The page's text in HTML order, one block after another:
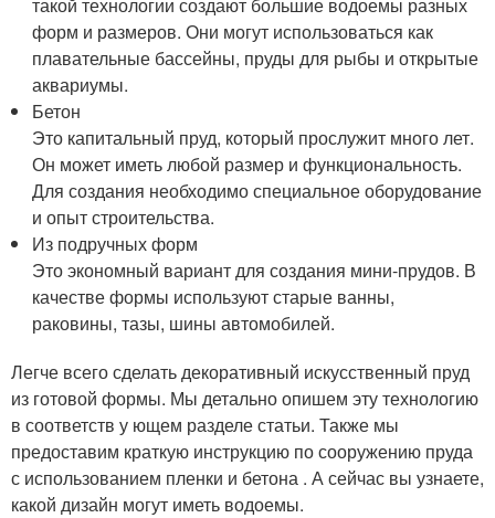
форм и размеров. Они могут использоваться как
плавательные бассейны, пруды для рыбы и открытые
аквариумы.
Бетон
Это капитальный пруд, который прослужит много лет.
Он может иметь любой размер и функциональность.
Для создания необходимо специальное оборудование
и опыт строительства.
Из подручных форм
Это экономный вариант для создания мини-прудов. В
качестве формы используют старые ванны,
раковины, тазы, шины автомобилей.
Легче всего сделать декоративный искусственный пруд
из готовой формы. Мы детально опишем эту технологию
в соответств у ющем разделе статьи. Также мы
предоставим краткую инструкцию по сооружению пруда
с использованием пленки и бетона . А сейчас вы узнаете,
какой дизайн могут иметь водоемы.